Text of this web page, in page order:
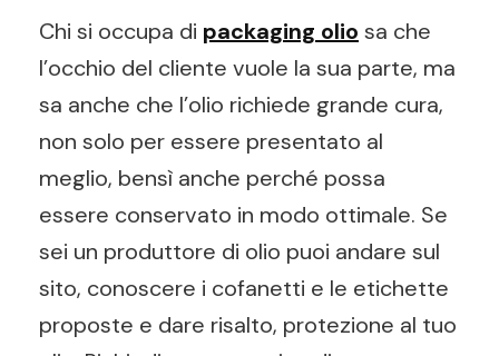
Chi si occupa di packaging olio sa che
l’occhio del cliente vuole la sua parte, ma
sa anche che l’olio richiede grande cura,
non solo per essere presentato al
meglio, bensì anche perché possa
essere conservato in modo ottimale. Se
sei un produttore di olio puoi andare sul
sito, conoscere i cofanetti e le etichette
proposte e dare risalto, protezione al tuo